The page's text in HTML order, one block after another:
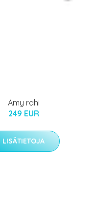
Amy rahi
249 EUR
LISÄTIETOJA